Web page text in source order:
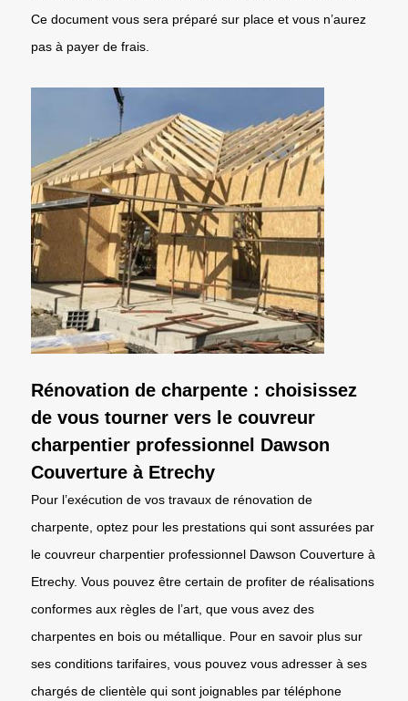
Ce document vous sera préparé sur place et vous n’aurez
pas à payer de frais.
Rénovation de charpente : choisissez
de vous tourner vers le couvreur
charpentier professionnel Dawson
Couverture à Etrechy
Pour l’exécution de vos travaux de rénovation de
charpente, optez pour les prestations qui sont assurées par
le couvreur charpentier professionnel Dawson Couverture à
Etrechy. Vous pouvez être certain de profiter de réalisations
conformes aux règles de l’art, que vous avez des
charpentes en bois ou métallique. Pour en savoir plus sur
ses conditions tarifaires, vous pouvez vous adresser à ses
chargés de clientèle qui sont joignables par téléphone